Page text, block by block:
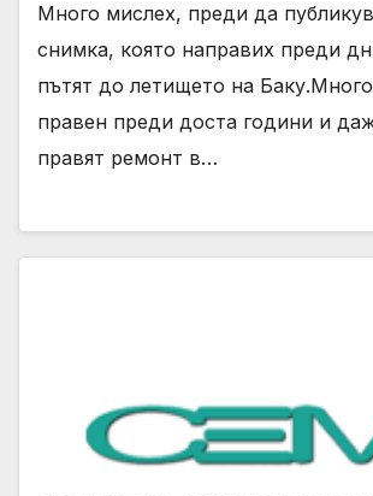
Много мислех, преди да
снимка, която направих преди
пътят до летището на
правен преди доста години и
правят ремонт в…